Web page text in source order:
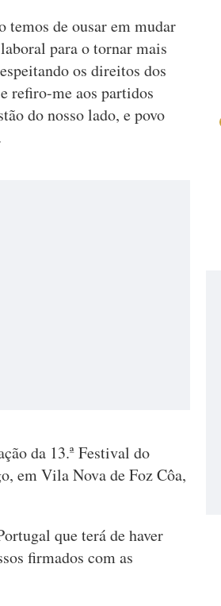
temos de ousar em mudar
para o tornar mais
os direitos dos
refiro-me aos partidos
do nosso lado, e povo
da 13.ª Festival do
em Vila Nova de Foz Côa,
que terá de haver
firmados com as